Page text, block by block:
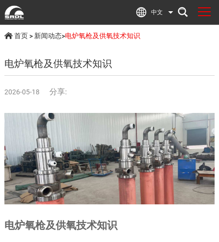
中文
首页> 新闻动态>电炉氧枪及供氧技术知识
电炉氧枪及供氧技术知识
2026-05-18 分享:
电炉氧枪及供氧技术知识